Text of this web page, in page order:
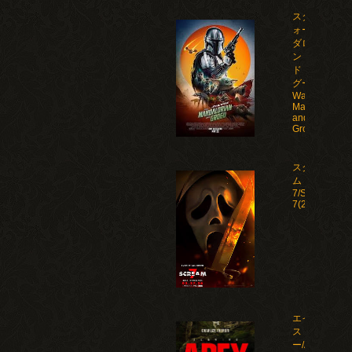
スター・ウ
ォーズ マン
ダロリア
ン・アン
ド・グロー
グー/Star
Wars: The
Mandalorian
and
Grogu(2026)
スクリー
ム
7/Scream
7(2026)
エイペック
ス・プレデタ
ー/